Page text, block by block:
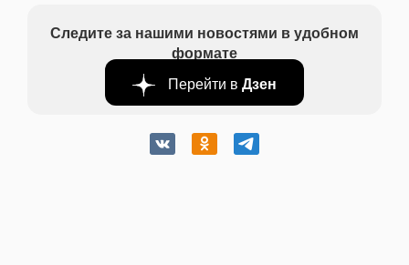
Следите за нашими новостями в удобном
формате
Перейти в Дзен